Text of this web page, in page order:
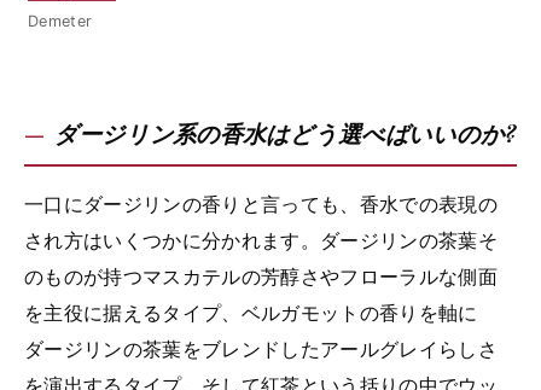
Demeter
ダージリン系の香水はどう選べばいいのか?
一口にダージリンの香りと言っても、香水での表現の
され方はいくつかに分かれます。ダージリンの茶葉そ
のものが持つマスカテルの芳醇さやフローラルな側面
を主役に据えるタイプ、ベルガモットの香りを軸に
ダージリンの茶葉をブレンドしたアールグレイらしさ